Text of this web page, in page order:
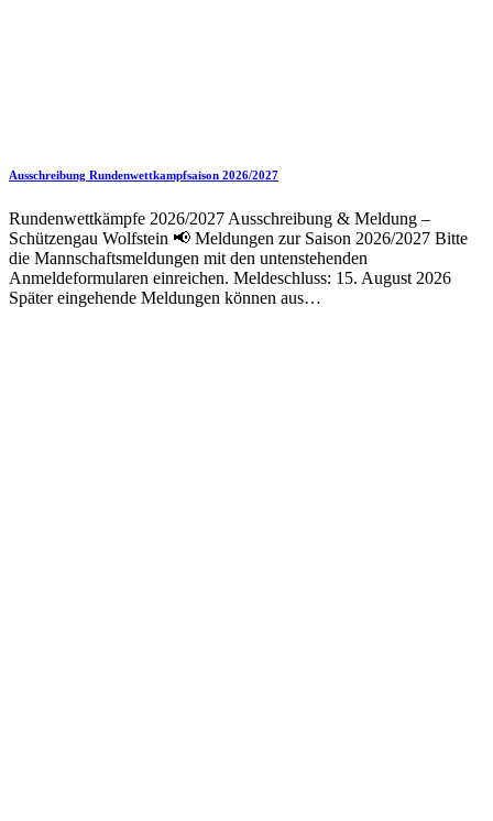
Ausschreibung Rundenwettkampfsaison 2026/2027
Rundenwettkämpfe 2026/2027 Ausschreibung & Meldung –
Schützengau Wolfstein 📢 Meldungen zur Saison 2026/2027 Bitte
die Mannschaftsmeldungen mit den untenstehenden
Anmeldeformularen einreichen. Meldeschluss: 15. August 2026
Später eingehende Meldungen können aus…